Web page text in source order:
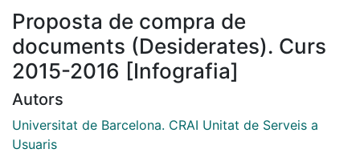
Proposta de compra de
documents (Desiderates). Curs
2015-2016 [Infografia]
Autors
Universitat de Barcelona. CRAI Unitat de Serveis a
Usuaris